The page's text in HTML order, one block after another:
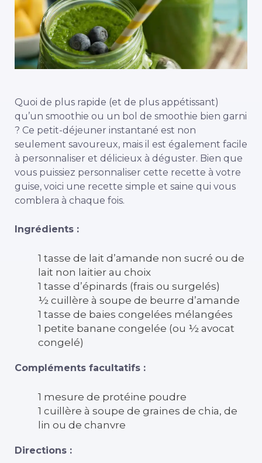
Quoi de plus rapide (et de plus appétissant)
qu’un smoothie ou un bol de smoothie bien garni
? Ce petit-déjeuner instantané est non
seulement savoureux, mais il est également facile
à personnaliser et délicieux à déguster. Bien que
vous puissiez personnaliser cette recette à votre
guise, voici une recette simple et saine qui vous
comblera à chaque fois.
Ingrédients :
1 tasse de lait d’amande non sucré ou de
lait non laitier au choix
1 tasse d’épinards (frais ou surgelés)
½ cuillère à soupe de beurre d’amande
1 tasse de baies congelées mélangées
1 petite banane congelée (ou ½ avocat
congelé)
Compléments facultatifs :
1 mesure de protéine poudre
1 cuillère à soupe de graines de chia, de
lin ou de chanvre
Directions :